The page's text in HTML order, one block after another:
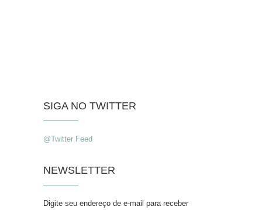
SIGA NO TWITTER
@Twitter Feed
NEWSLETTER
Digite seu endereço de e-mail para receber